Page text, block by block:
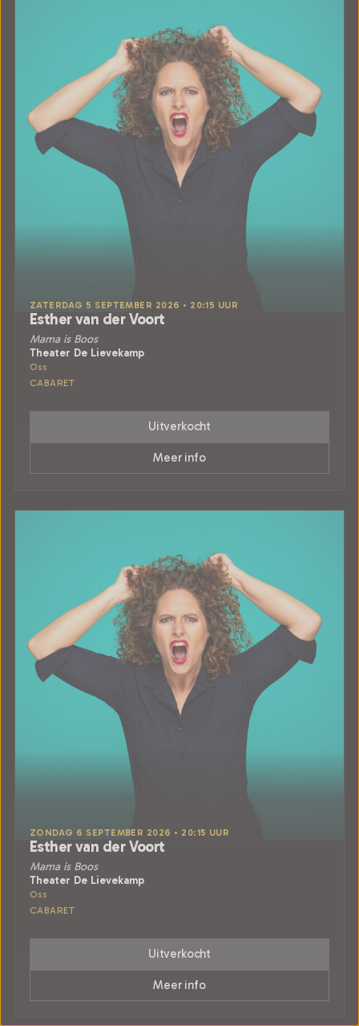
ZATERDAG 5 SEPTEMBER 2026 • 20:15 UUR
Esther van der Voort
Mama is Boos
Theater De Lievekamp
Oss
CABARET
Uitverkocht
Meer info
ZONDAG 6 SEPTEMBER 2026 • 20:15 UUR
Esther van der Voort
Mama is Boos
Theater De Lievekamp
Oss
CABARET
Uitverkocht
Meer info